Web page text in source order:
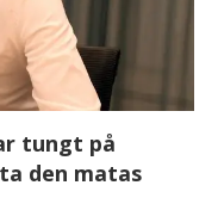
tungt på
den matas